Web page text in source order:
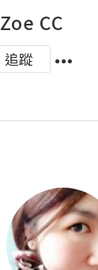
Zoe CC
追蹤